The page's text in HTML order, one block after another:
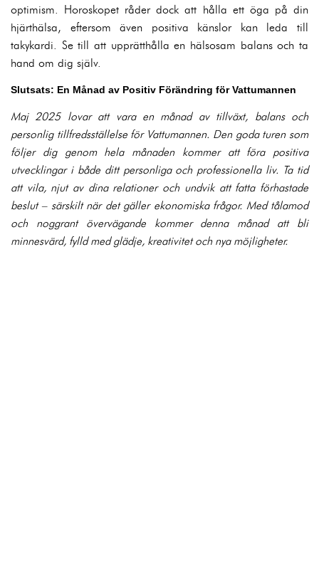
optimism. Horoskopet råder dock att hålla ett öga på din
hjärthälsa, eftersom även positiva känslor kan leda till
takykardi. Se till att upprätthålla en hälsosam balans och ta
hand om dig själv.
Slutsats: En Månad av Positiv Förändring för Vattumannen
Maj 2025 lovar att vara en månad av tillväxt, balans och
personlig tillfredsställelse för Vattumannen. Den goda turen som
följer dig genom hela månaden kommer att föra positiva
utvecklingar i både ditt personliga och professionella liv. Ta tid
att vila, njut av dina relationer och undvik att fatta förhastade
beslut – särskilt när det gäller ekonomiska frågor. Med tålamod
och noggrant övervägande kommer denna månad att bli
minnesvärd, fylld med glädje, kreativitet och nya möjligheter.